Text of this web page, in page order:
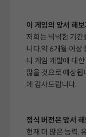
이 게임의 앞서 해
저희는 넉넉한 기
니다.약 6개월 이상
다.게임 개발에 대
많을 것으로 예상됩
에 감사드립니다.
정식 버전은 앞서
현재 더 많은 능력,